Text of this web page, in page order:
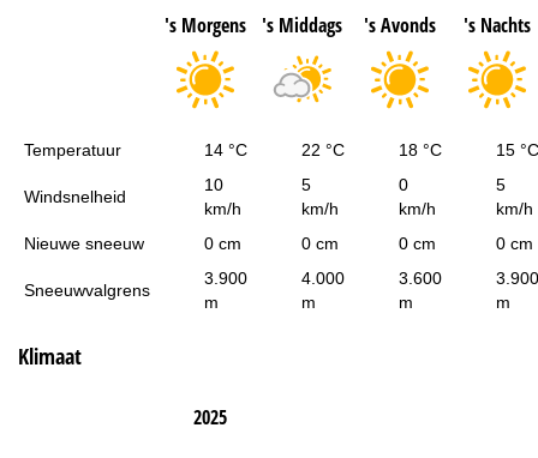
's Morgens 's Middags 's Avonds 's Nachts
Temperatuur 14 °C 22 °C 18 °C 15 °C
Windsnelheid
10
km/h
5
km/h
0
km/h
5
km/h
Nieuwe sneeuw
0 cm 0 cm 0 cm 0 cm
Sneeuwvalgrens
3.900
m
4.000
m
3.600
m
3.900
m
Klimaat
2025